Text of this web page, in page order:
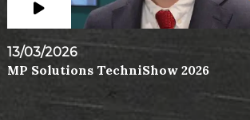
13/03/2026
MP Solutions TechniShow 2026